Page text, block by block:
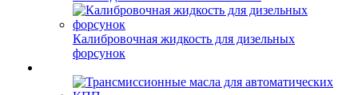
Калибровочная жидкость для дизельных
форсунок